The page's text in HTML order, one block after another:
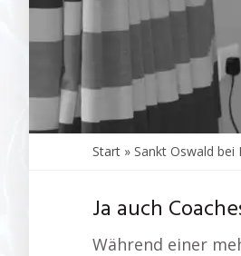
Start » Sankt Oswald bei
Ja auch
Während einer